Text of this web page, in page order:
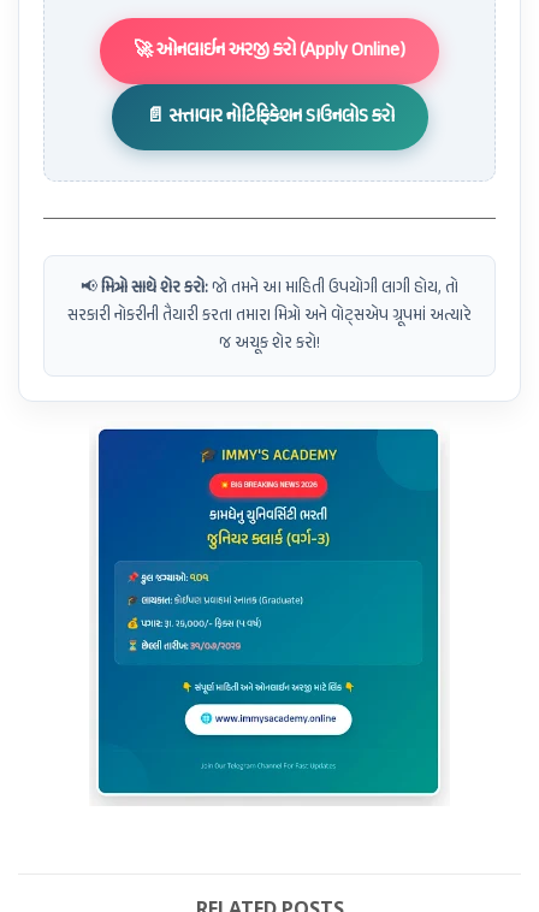
🚀 ઓનલાઈન અરજી કરો (Apply Online)
📄 સત્તાવાર નોટિફિકેશન ડાઉનલોડ કરો
📢મિત્રો સાથે શેર કરો:જો તમને આ માહિતી ઉપયોગી લાગી હોય, તો
સરકારી નોકરીની તૈયારી કરતા તમારા મિત્રો અને વોટ્સએપ ગ્રૂપમાં અત્યારે
જ અચૂક શેર કરો!